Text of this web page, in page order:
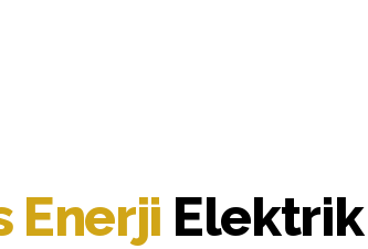
Enerji Elektrik